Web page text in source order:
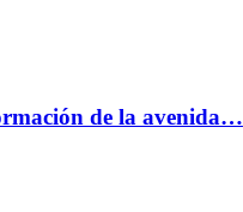
de la avenida…